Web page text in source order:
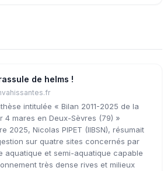
de helms !
intitulée « Bilan 2011-2025 de la
4 mares en Deux-Sèvres (79) »
2025, Nicolas PIPET (IIBSN), résumait
sur quatre sites concernés par
aquatique et semi-aquatique capable
très dense rives et milieux